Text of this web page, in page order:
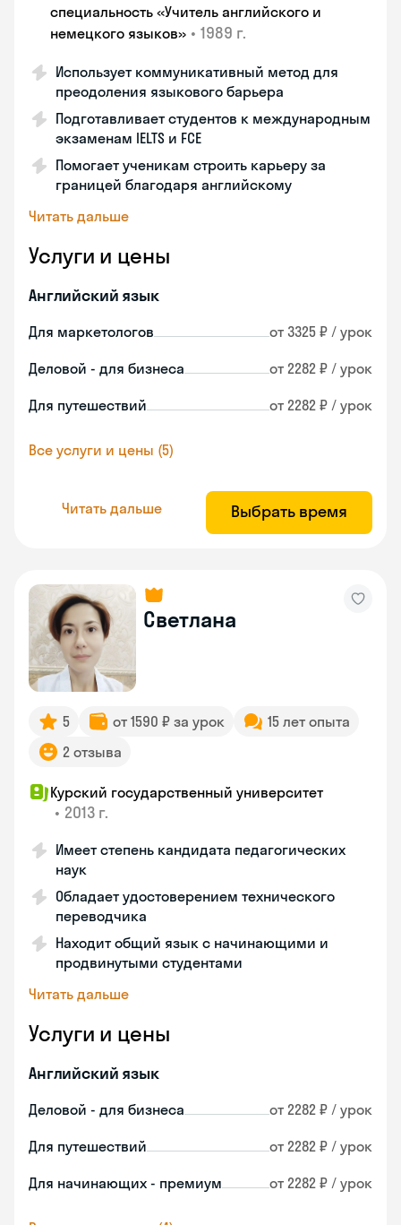
специальность «Учитель английского и
немецкого языков» • 1989 г.
Использует коммуникативный метод для
преодоления языкового барьера
Подготавливает студентов к международным
экзаменам IELTS и FCE
Помогает ученикам строить карьеру за
границей благодаря английскому
Читать дальше
Услуги и цены
Английский язык
Для маркетологов от 3325 ₽ / урок
Деловой - для бизнеса от 2282 ₽ / урок
Для путешествий от 2282 ₽ / урок
Все услуги и цены (5)
Читать дальше Выбрать время
Светлана
5 от 1590 ₽ за урок
15 лет опыта
2 отзыва
Курский государственный университет
• 2013 г.
Имеет степень кандидата педагогических
наук
Обладает удостоверением технического
переводчика
Находит общий язык с начинающими и
продвинутыми студентами
Читать дальше
Услуги и цены
Английский язык
Деловой - для бизнеса от 2282 ₽ / урок
Для путешествий от 2282 ₽ / урок
Для начинающих - премиум от 2282 ₽ / урок